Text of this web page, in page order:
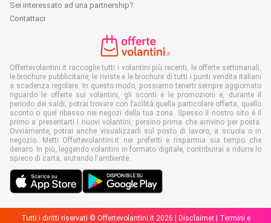
Sei interessato ad una partnership?
Contattaci
Offertevolantini.it raccoglie tutti i volantini più recenti, le offerte settimanali,
le brochure pubblicitarie, le riviste e le brochure di tutti i punti vendita italiani
a scadenza regolare. In questo modo, possiamo tenerti sempre aggiornato
riguardo le offerte sui volantini, gli sconti e le promozioni e, durante il
periodo dei saldi, potrai trovare con facilità quella particolare offerta, quello
sconto o quel ribasso nei negozi della tua zona. Spesso il nostro sito è il
primo a presentarti i nuovi volantini, persino prima che arrivino per posta.
Ovviamente, potrai anche visualizzarli sul posto di lavoro, a scuola o in
negozio. Metti Offertevolantini.it nei preferiti e risparmia sia tempo che
denaro. In più, leggendo volantini in formato digitale, contribuirai a ridurre lo
spreco di carta, aiutando l'ambiente.
Tutti i diritti riservati © Offertevolantini.it 2026 | Disclaimer| Termini e